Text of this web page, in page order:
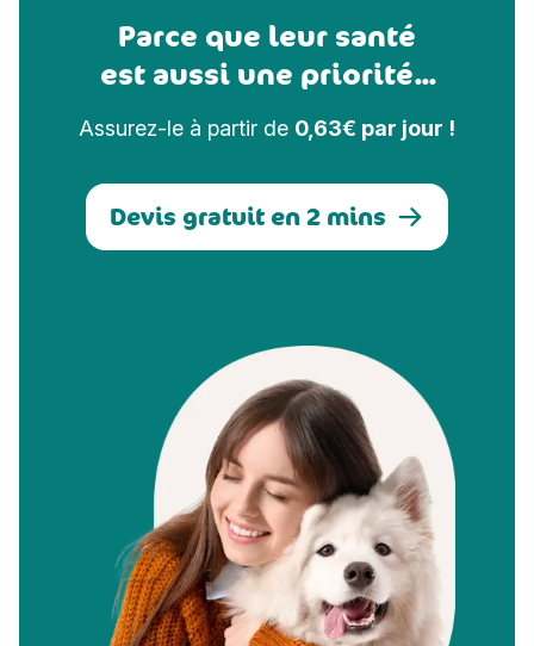
Parce que leur santé
est aussi une priorité...
Assurez-le à partir de 0,63€ par jour !
Devis gratuit en 2 mins